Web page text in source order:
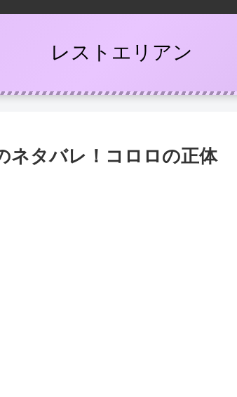
レストエリアン
ネタバレ！コロロの正体